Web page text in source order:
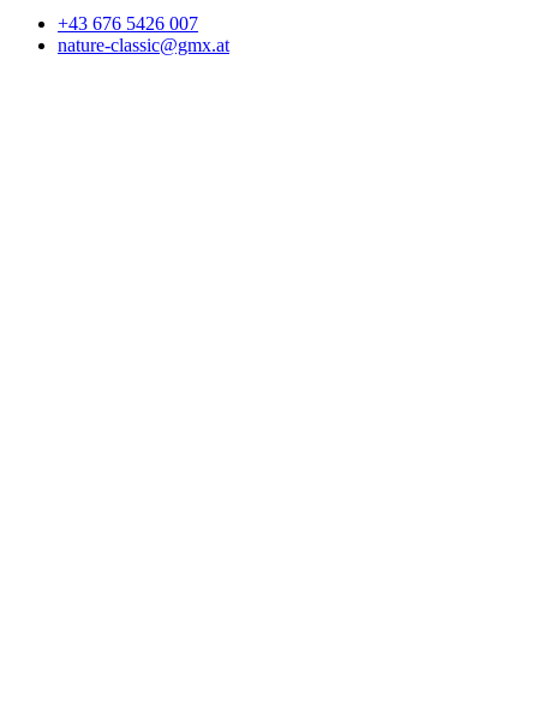
+43 676 5426 007
nature-classic@gmx.at